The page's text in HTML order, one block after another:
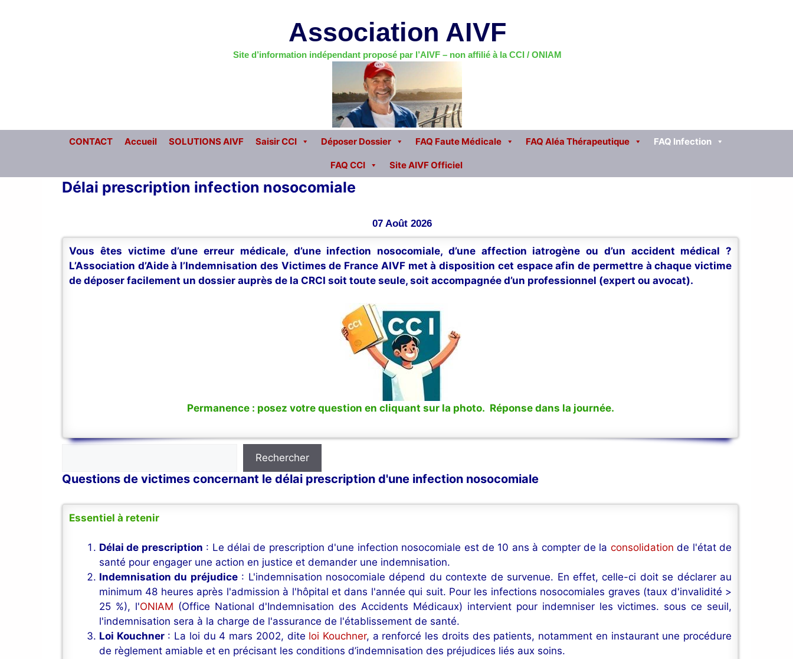
Association AIVF
Site d’information indépendant proposé par l’AIVF – non affilié à la CCI / ONIAM
CONTACT Accueil SOLUTIONS AIVF Saisir CCI Déposer Dossier FAQ Faute Médicale FAQ Aléa Thérapeutique FAQ Infection
FAQ CCI Site AIVF Officiel
Délai prescription infection nosocomiale
07 Août 2026
Vous êtes victime d’une erreur médicale, d’une infection nosocomiale, d’une affection iatrogène ou d’un accident médical ?
L’Association d’Aide à l’Indemnisation des Victimes de France AIVF met à disposition cet espace afin de permettre à chaque victime
de déposer facilement un dossier auprès de la CRCI soit toute seule, soit accompagnée d’un professionnel (expert ou avocat).
Permanence : posez votre question en cliquant sur la photo. Réponse dans la journée.
Rechercher
Questions de victimes concernant le délai prescription d'une infection nosocomiale
Essentiel à retenir
Délai de prescription : Le délai de prescription d'une infection nosocomiale est de 10 ans à compter de la consolidationde l'état de
santé pour engager une action en justice et demander une indemnisation.
Indemnisation du préjudice: L'indemnisation nosocomiale dépend du contexte de survenue. En effet, celle-ci doit se déclarer au
minimum 48 heures après l'admission à l'hôpital et dans l'année qui suit. Pour les infections nosocomiales graves (taux d'invalidité >
25 %), l'ONIAM (Office National d'Indemnisation des Accidents Médicaux) intervient pour indemniser les victimes. sous ce seuil,
l'indemnisation sera à la charge de l'assurance de l'établissement de santé.
Loi Kouchner: La loi du 4 mars 2002, dite loi Kouchner, a renforcé les droits des patients, notamment en instaurant une procédure
de règlement amiable et en précisant les conditions d’indemnisation des préjudices liés aux soins.